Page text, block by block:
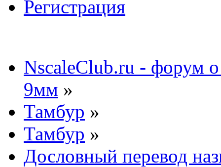
Регистрация
NscaleClub.ru - форум
9мм »
Тамбур »
Тамбур »
Дословный перевод